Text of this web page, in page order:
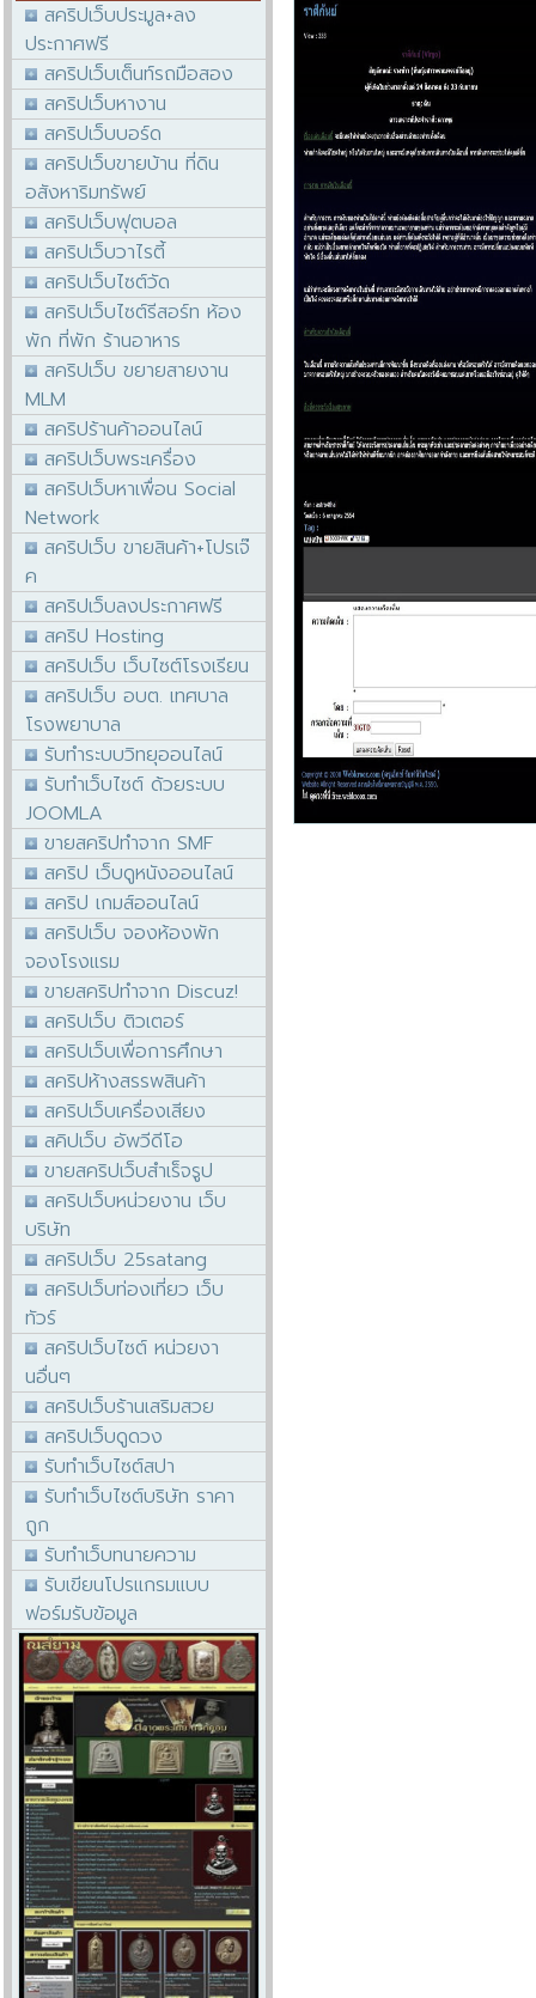
สคริปเว็บประมูล+ลง
ประกาศฟรี
สคริปเว็บเต็นท์รถมือสอง
สคริปเว็บหางาน
สคริปเว็บบอร์ด
สคริปเว็บขายบ้าน ที่ดิน
อสังหาริมทรัพย์
สคริปเว็บฟุตบอล
สคริปเว็บวาไรตี้
สคริปเว็บไซต์วัด
สคริปเว็บไซต์รีสอร์ท ห้อง
พัก ที่พัก ร้านอาหาร
สคริปเว็บ ขยายสายงาน
MLM
สคริปร้านค้าออนไลน์
สคริปเว็บพระเครื่อง
สคริปเว็บหาเพื่อน Social
Network
สคริปเว็บ ขายสินค้า+โปรเจ๊
ค
สคริปเว็บลงประกาศฟรี
สคริป Hosting
สคริปเว็บ เว็บไซต์โรงเรียน
สคริปเว็บ อบต. เทศบาล
โรงพยาบาล
รับทำระบบวิทยุออนไลน์
รับทำเว็บไซต์ ด้วยระบบ
JOOMLA
ขายสคริปทำจาก SMF
สคริป เว็บดูหนังออนไลน์
สคริป เกมส์ออนไลน์
สคริปเว็บ จองห้องพัก
จองโรงแรม
ขายสคริปทำจาก Discuz!
สคริปเว็บ ติวเตอร์
สคริปเว็บเพื่อการศึกษา
สคริปห้างสรรพสินค้า
สคริปเว็บเครื่องเสียง
สคิปเว็บ อัพวีดีโอ
ขายสคริปเว็บสำเร็จรูป
สคริปเว็บหน่วยงาน เว็บ
บริษัท
สคริปเว็บ 25satang
สคริปเว็บท่องเที่ยว เว็บ
ทัวร์
สคริปเว็บไซต์ หน่วยงา
นอื่นๆ
สคริปเว็บร้านเสริมสวย
สคริปเว็บดูดวง
รับทำเว็บไซต์สปา
รับทำเว็บไซต์บริษัท ราคา
ถูก
รับทำเว็บทนายความ
รับเขียนโปรแกรมแบบ
ฟอร์มรับข้อมูล